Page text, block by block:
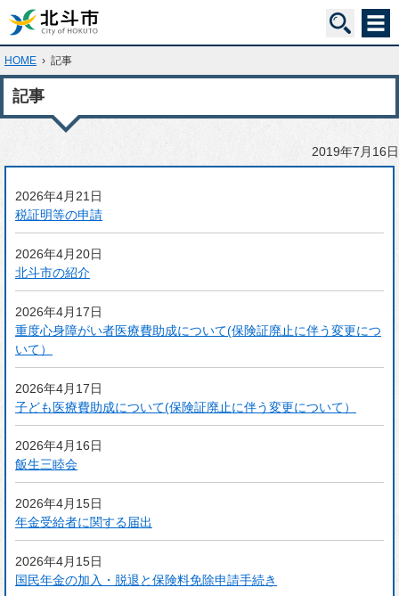
HOME › 記事
記事
2019年7月16日
2026年4月21日
税証明等の申請
2026年4月20日
北斗市の紹介
2026年4月17日
重度心身障がい者医療費助成について(保険証廃止に伴う変更につ
いて）
2026年4月17日
子ども医療費助成について(保険証廃止に伴う変更について）
2026年4月16日
飯生三睦会
2026年4月15日
年金受給者に関する届出
2026年4月15日
国民年金の加入・脱退と保険料免除申請手続き